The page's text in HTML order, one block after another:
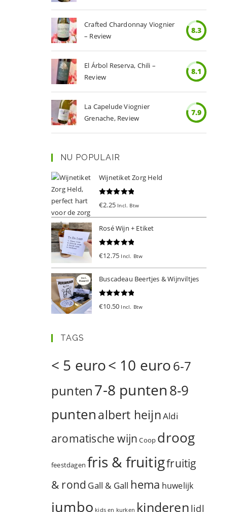
Crafted Chardonnay Viognier
– Review
8.3
El Árbol Reserva, Chili –
Review
8.1
La Capelude Viognier
Grenache, Review
7.9
NU POPULAIR
Wijnetiket Zorg Held
€2.25 Incl. Btw
Rosé Wijn + Etiket
€12.75 Incl. Btw
Buscadeau Beertjes & Wijnviltjes
€10.50 Incl. Btw
TAGS
< 5 euro< 10 euro6-7
punten7-8 punten8-9
puntenalbert heijnAldi
aromatische wijn Coop droog
feestdagen fris & fruitigfruitig
& rond Gall & Gall hema huwelijk
jumbo kids en kurken kinderen lidl